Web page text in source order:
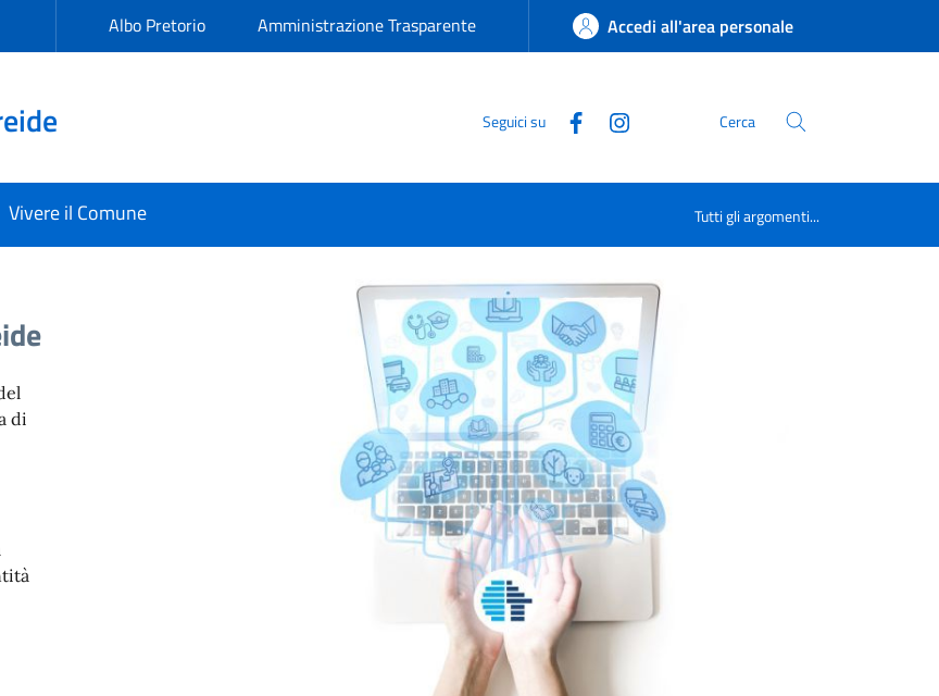
Albo Pretorio Amministrazione Trasparente Accedi all'area personale
Seguici su Cerca
Vivere il Comune Tutti gli argomenti...
di